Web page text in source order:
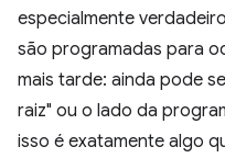
especialmente
são programadas para
mais tarde: ainda pode
raiz" ou o lado da
isso é exatamente algo